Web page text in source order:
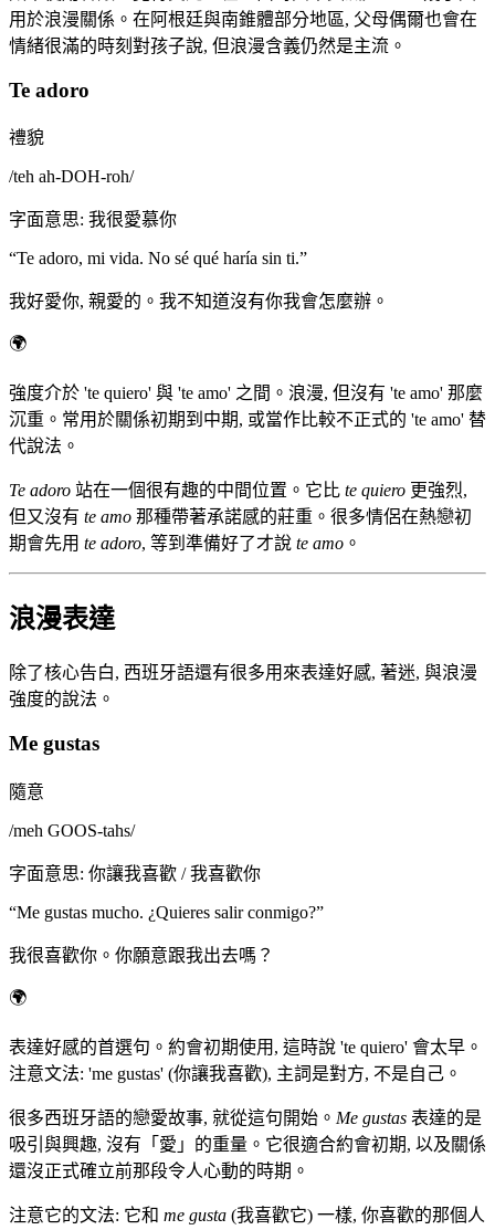
用於浪漫關係。在阿根廷與南錐體部分地區, 父母偶爾也會在
情緒很滿的時刻對孩子說, 但浪漫含義仍然是主流。
Te adoro
禮貌
/teh ah-DOH-roh/
字面意思: 我很愛慕你
“Te adoro, mi vida. No sé qué haría sin ti.”
我好愛你, 親愛的。我不知道沒有你我會怎麼辦。
🌍
強度介於 'te quiero' 與 'te amo' 之間。浪漫, 但沒有 'te amo' 那麼
沉重。常用於關係初期到中期, 或當作比較不正式的 'te amo' 替
代說法。
Te adoro 站在一個很有趣的中間位置。它比 te quiero 更強烈,
但又沒有 te amo 那種帶著承諾感的莊重。很多情侶在熱戀初
期會先用 te adoro, 等到準備好了才說 te amo 。
浪漫表達
除了核心告白, 西班牙語還有很多用來表達好感, 著迷, 與浪漫
強度的說法。
Me gustas
隨意
/meh GOOS-tahs/
字面意思: 你讓我喜歡 / 我喜歡你
“Me gustas mucho. ¿Quieres salir conmigo?”
我很喜歡你。你願意跟我出去嗎？
🌍
表達好感的首選句。約會初期使用, 這時說 'te quiero' 會太早。
注意文法: 'me gustas' (你讓我喜歡), 主詞是對方, 不是自己。
很多西班牙語的戀愛故事, 就從這句開始。 Me gustas 表達的是
吸引與興趣, 沒有「愛」的重量。它很適合約會初期, 以及關係
還沒正式確立前那段令人心動的時期。
注意它的文法: 它和 me gusta (我喜歡它) 一樣, 你喜歡的那個人